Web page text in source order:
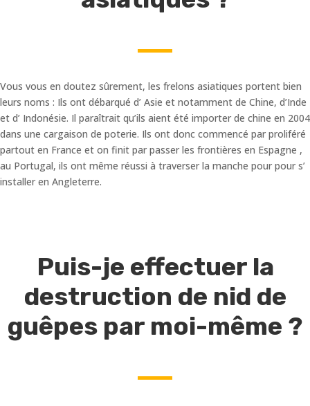
Vous vous en doutez sûrement, les frelons asiatiques portent bien
leurs noms : Ils ont débarqué d’ Asie et notamment de Chine, d’Inde
et d’ Indonésie. Il paraîtrait qu’ils aient été importer de chine en 2004
dans une cargaison de poterie. Ils ont donc commencé par proliféré
partout en France et on finit par passer les frontières en Espagne ,
au Portugal, ils ont même réussi à traverser la manche pour pour s’
installer en Angleterre.
Puis-je effectuer la
destruction de nid de
guêpes par moi-même ?